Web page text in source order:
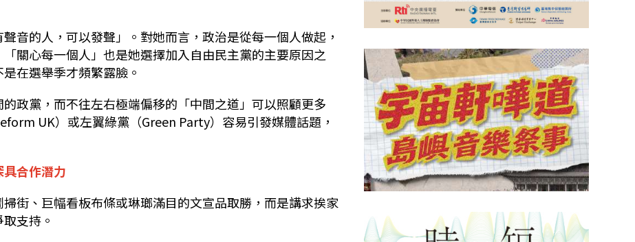
音的人，可以發聲」。對她而言，政治是從每一個人做起，
關心每一個人」也是她選擇加入自由民主黨的主要原因之
在選舉季才頻繁露臉。
政黨，而不往左右極端偏移的「中間之道」可以照顧更多
UK）或左翼綠黨（Green Party）容易引發媒體話題，
合作潛力
街、巨幅看板布條或琳瑯滿目的文宣品取勝，而是講求挨家
支持。